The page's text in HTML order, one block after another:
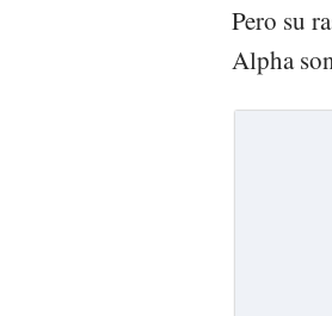
Pero su
Alpha